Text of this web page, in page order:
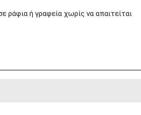
ράφια ή γραφεία χωρίς να απαιτείται